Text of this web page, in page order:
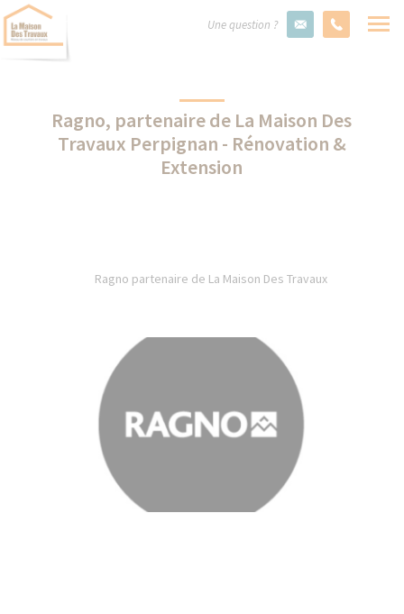
Une question ?
Ragno, partenaire de La Maison Des
Travaux Perpignan - Rénovation &
Extension
Ragno partenaire de La Maison Des Travaux